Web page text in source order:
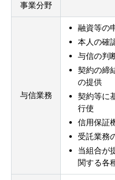
事業分野
与信業務
融資等の
本人の確
与信の判
契約の締
の提供
契約等に
行使
信用保証
受託業務
当組合が
関する各